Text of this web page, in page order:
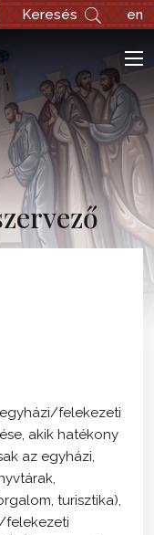
Keresés en
felekezeti
akik hatékony
az egyházi,
turisztika),
felekezeti